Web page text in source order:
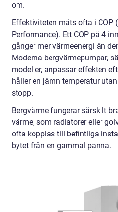
om.
Effektiviteten mäts ofta i COP
Performance). Ett COP på 4
gånger mer värmeenergi än
Moderna bergvärmepumpar,
modeller, anpassar effekten
håller en jämn temperatur
stopp.
Bergvärme fungerar särskilt
värme, som radiatorer eller
ofta kopplas till befintliga
bytet från en gammal panna.